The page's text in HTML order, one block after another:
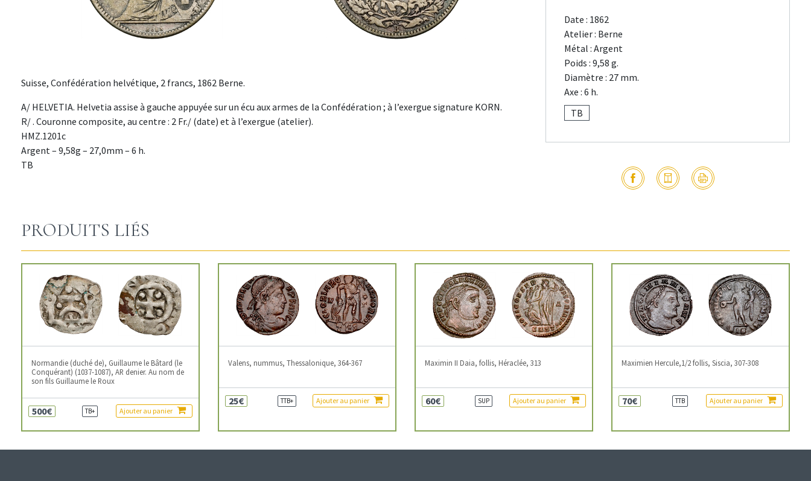
Suisse, Confédération helvétique, 2 francs, 1862 Berne.
A/ HELVETIA. Helvetia assise à gauche appuyée sur un écu aux armes de la Confédération ; à l’exergue signature KORN.
R/ . Couronne composite, au centre : 2 Fr./ (date) et à l’exergue (atelier).
HMZ.1201c
Argent – 9,58g – 27,0mm – 6 h.
TB
Date : 1862
Atelier : Berne
Métal : Argent
Poids : 9,58 g.
Diamètre : 27 mm.
Axe : 6 h.
TB
PRODUITS LIÉS
Normandie (duché de), Guillaume le Bâtard (le
Conquérant) (1037-1087), AR denier. Au nom de
son fils Guillaume le Roux
500€ TB+ Ajouter au panier
Valens, nummus, Thessalonique, 364-367
25€ TTB+ Ajouter au panier
Maximin II Daia, follis, Héraclée, 313
60€ SUP Ajouter au panier
Maximien Hercule,1/2 follis, Siscia, 307-308
70€ TTB Ajouter au panier